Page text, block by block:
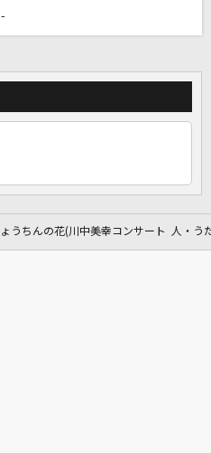
緒に！練習にも！
うちんの花(川中美幸コンサート 人・